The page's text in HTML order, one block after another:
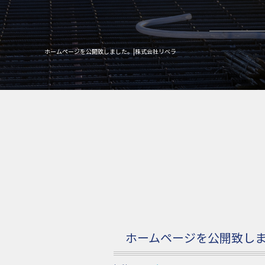
ホームページを公開致しました。|株式会社リベラ
ホームページを公開致し